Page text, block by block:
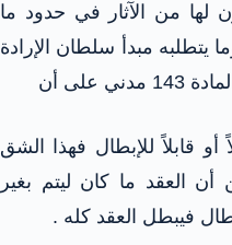
لها من الآثار في حدود ما
يتطلبه مبدأ سلطان الإرادة
أن
قابلاً للإبطال فهذا الشق
أن العقد ما كان ليتم بغير
فيبطل العقد كله .